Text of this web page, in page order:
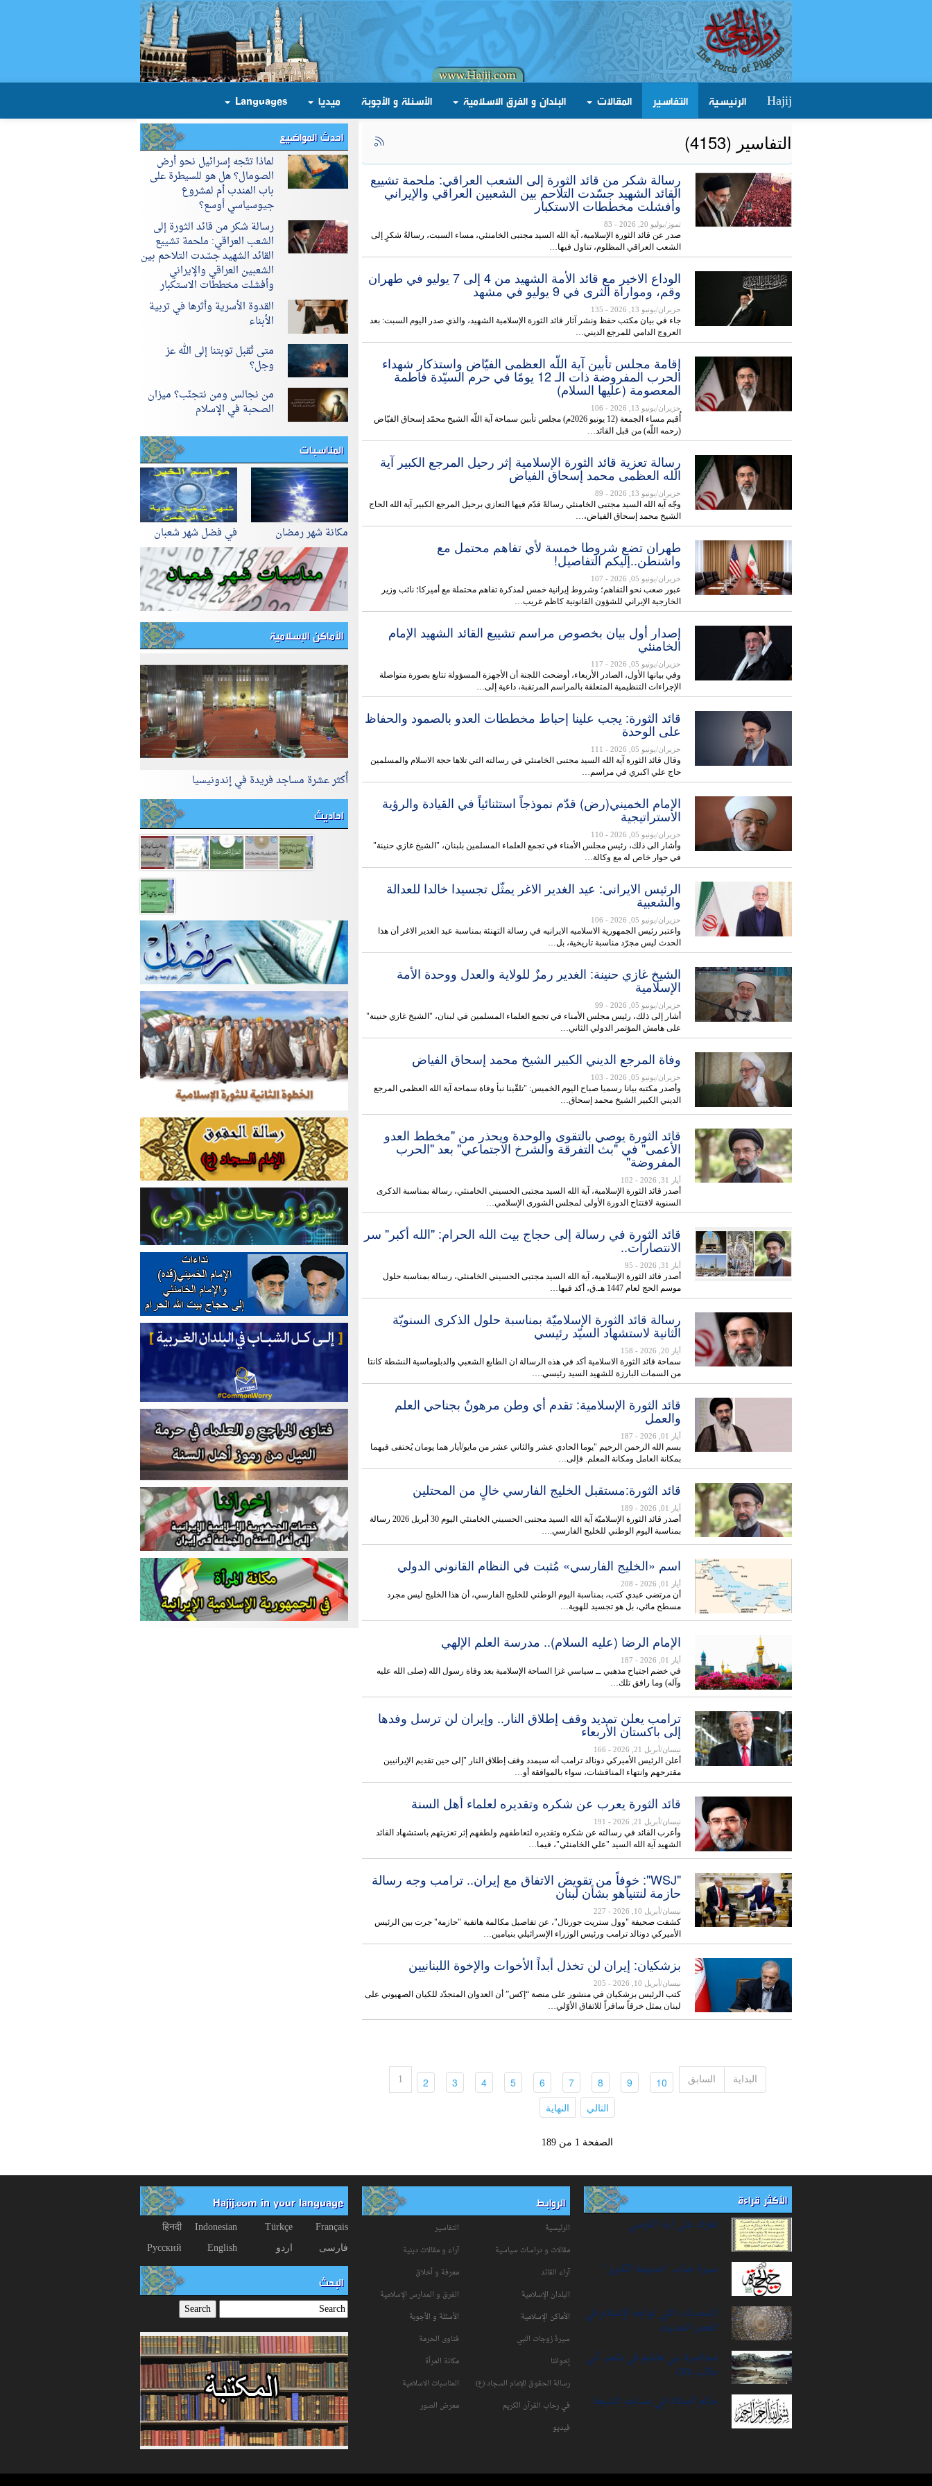
Hajij الرئيسية التفاسير المقالات البلدان و الفرق الاسلامية الأسئلة و الأجوبة ميديا Languages
التفاسیر (4153)
رسالة شكر من قائد الثورة إلى الشعب العراقي: ملحمة تشييع
القائد الشهيد جسّدت التلاحم بين الشعبين العراقي والإيراني
وأفشلت مخططات الاستكبار
تموز/يوليو 20, 2026 - 83
صدر عن قائد الثورة الإسلامية، آية الله السيد مجتبى الخامنئي، مساء السبت، رسالةُ شكرٍ إلى
الشعب العراقي المظلوم، تناول فيها…
الوداع الاخير مع قائد الأمة الشهيد من 4 إلى 7 يوليو في طهران
وقم، ومواراة الثرى في 9 يوليو في مشهد
حزيران/يونيو 13, 2026 - 135
جاء في بيان مكتب حفظ ونشر آثار قائد الثورة الإسلامية الشهيد، والذي صدر اليوم السبت: بعد
العروج الدامي للمرجع الديني…
إقامة مجلس تأبين آية اللّه العظمى الفيّاض واستذكار شهداء
الحرب المفروضة ذات الـ 12 يومًا في حرم السيّدة فاطمة
المعصومة (عليها السلام)
حزيران/يونيو 13, 2026 - 106
أُقيم مساء الجمعة (12 يونيو 2026م) مجلس تأبين سماحة آية اللّه الشيخ محمّد إسحاق الفيّاض
(رحمه اللّه) من قبل القائد…
رسالة تعزية قائد الثورة الإسلامية إثر رحيل المرجع الكبير آية
الله العظمى محمد إسحاق الفياض
حزيران/يونيو 13, 2026 - 89
وجّه آية الله السيد مجتبى الخامنئي رسالةً قدّم فيها التعازي برحيل المرجع الكبير آية الله الحاج
الشيخ محمد إسحاق الفياض،…
طهران تضع شروطا خمسة لأي تفاهم محتمل مع
واشنطن..إليكم التفاصيل!
حزيران/يونيو 05, 2026 - 107
عبور صعب نحو التفاهم؛ وشروط إيرانية خمس لمذكرة تفاهم محتملة مع أميركا؛ نائب وزير
الخارجية الإيراني للشؤون القانونية كاظم غريب…
إصدار أول بيان بخصوص مراسم تشييع القائد الشهيد الإمام
الخامنئي
حزيران/يونيو 05, 2026 - 117
وفي بيانها الأول، الصادر الأربعاء، أوضحت اللجنة أن الأجهزة المسؤولة تتابع بصورة متواصلة
الإجراءات التنظيمية المتعلقة بالمراسم المرتقبة، داعية إلى…
قائد الثورة: يجب علينا إحباط مخططات العدو بالصمود والحفاظ
على الوحدة
حزيران/يونيو 05, 2026 - 111
وقال قائد الثورة آیة الله السيد مجتبى الخامنئي في رسالته التي تلاها حجة الاسلام والمسلمين
حاج علي اكبري في مراسم…
الإمام الخميني(رض) قدّم نموذجاً استثنائياً في القيادة والرؤية
الاستراتيجية
حزيران/يونيو 05, 2026 - 110
وأشار الى ذلك، رئيس مجلس الأمناء في تجمع العلماء المسلمين بلبنان، "الشيخ غازي حنينة"
في حوار خاص له مع وكالة…
الرئیس الایرانی: عيد الغدير الاغر يمثّل تجسيدا خالدا للعدالة
والشعبية
حزيران/يونيو 05, 2026 - 106
واعتبر رئيس الجمهورية الاسلامیه الایرانیه في رسالة التهنئة بمناسبة عيد الغدير الاغر أن هذا
الحدث ليس مجرّد مناسبة تاريخية، بل…
الشيخ غازي حنينة: الغدير رمزٌ للولاية والعدل ووحدة الأمة
الإسلامية
حزيران/يونيو 05, 2026 - 99
أشار إلى ذلك، رئيس مجلس الأمناء في تجمع العلماء المسلمين في لبنان، "الشيخ غازي حنينة"
على هامش المؤتمر الدولي الثاني…
وفاة المرجع الديني الكبير الشيخ محمد إسحاق الفياض
حزيران/يونيو 05, 2026 - 103
وأصدر مكتبه بيانا رسميا صباح اليوم الخميس: "تلقّينا نبأ وفاة سماحة آية الله العظمى المرجع
الديني الكبير الشيخ محمد إسحاق…
قائد الثورة يوصي بالتقوى والوحدة ويحذر من "مخطط العدو
الأعمى" في "بث التفرقة والشرخ الاجتماعي" بعد "الحرب
المفروضة"
أيار 31, 2026 - 102
أصدر قائد الثورة الإسلامية، آية الله السيد مجتبى الحسيني الخامنئي، رسالة بمناسبة الذكرى
السنوية لافتتاح الدورة الأولى لمجلس الشورى الإسلامي…
قائد الثورة في رسالة إلى حجاج بيت الله الحرام: "الله أكبر" سر
الانتصارات..
أيار 31, 2026 - 95
أصدر قائد الثورة الإسلامية، آية الله السيد مجتبى الحسيني الخامنئي، رسالة بمناسبة حلول
موسم الحج لعام 1447 هـ.ق، أكد فيها…
رسالة قائد الثورة الإسلاميّة بمناسبة حلول الذكرى السنويّة
الثانية لاستشهاد السيّد رئيسي
أيار 20, 2026 - 158
سماحة قائد الثورة الاسلامية أكد في هذه الرسالة ان الطابع الشعبي والدبلوماسية النشطة كانتا
من السمات البارزة للشهيد السيد رئيسي.…
قائد الثورة الإسلامية: تقدم أي وطن مرهونٌ بجناحي العلم
والعمل
أيار 01, 2026 - 187
بسم الله الرحمن الرحيم "يوما الحادي عشر والثاني عشر من مايو/أيار هما يومان يُحتفى فيهما
بمكانة العامل ومكانة المعلم. فإلى…
قائد الثورة:مستقبل الخليج الفارسي خالٍ من المحتلين
أيار 01, 2026 - 189
أصدر قائد الثورة الإسلاميّة آية الله السيد مجتبى الحسيني الخامنئي اليوم 30 أبريل 2026 رسالة
بمناسبة اليوم الوطني للخليج الفارسي.…
اسم «الخليج الفارسي» مُثبت في النظام القانوني الدولي
أيار 01, 2026 - 208
أن مرتضى عبدي كتب، بمناسبة اليوم الوطني للخليج الفارسي، أن هذا الخليج ليس مجرد
مسطح مائي، بل هو تجسيد للهوية…
الإمام الرضا (عليه السلام).. مدرسة العلم الإلهي
أيار 01, 2026 - 187
في خضم اجتياح مذهبي ــ سياسي غزا الساحة الإسلامية بعد وفاة رسول الله (صلى الله عليه
وآله) وما رافق تلك…
ترامب يعلن تمديد وقف إطلاق النار.. وإيران لن ترسل وفدها
إلى باكستان الأربعاء
نيسان/أبريل 21, 2026 - 166
أعلن الرئيس الأميركي دونالد ترامب أنه سيمدد وقف إطلاق النار "إلى حين تقديم الإيرانيين
مقترحهم وانتهاء المناقشات، سواء بالموافقة أو…
قائد الثورة يعرب عن شكره وتقديره لعلماء أهل السنة
نيسان/أبريل 21, 2026 - 191
وأعرب القائد في رسالته عن شكره وتقديره لتعاطفهم ولطفهم إثر تعزيتهم باستشهاد القائد
الشهيد آية الله السيد "علي الخامنئي"، فيما…
"WSJ": خوفاً من تقويض الاتفاق مع إيران.. ترامب وجه رسالة
حازمة لنتنياهو بشأن لبنان
نيسان/أبريل 10, 2026 - 227
كشفت صحيفة "وول ستريت جورنال"، عن تفاصيل مكالمة هاتفية "حازمة" جرت بين الرئيس
الأميركي دونالد ترامب ورئيس الوزراء الإسرائيلي بنيامين…
بزشكيان: إيران لن تخذل أبداً الأخوات والإخوة اللبنانيين
نيسان/أبريل 10, 2026 - 205
كتب الرئيس بزشكيان في منشور على منصة “إكس” أن العدوان المتجدّد للكيان الصهيوني على
لبنان يمثل خرقاً سافراً للاتفاق الأوّلي…
البداية السابق 10
9
(current)
8
(current)
7
(current)
6
(current)
5
(current)
4
(current)
3
(current)
2
(current)
1
التالي النهاية
الصفحة 1 من 189
احدث المواضيع
لماذا تتّجه إسرائيل نحو أرض
الصومال؟ هل هو للسيطرة على
باب المندب أم لمشروع
جيوسياسي أوسع؟
رسالة شكر من قائد الثورة إلى
الشعب العراقي: ملحمة تشييع
القائد الشهيد جسّدت التلاحم بين
الشعبين العراقي والإيراني
وأفشلت مخططات الاستكبار
القدوة الأسرية وأثرها في تربية
الأبناء
متى تُقبل توبتنا إلى الله عز
وجل؟
من نجالس ومن نتجنّب؟ ميزان
الصحبة في الإسلام
المناسبات
مكانة شهر رمضان في فضل شهر شعبان
الأماكن الإسلامية
أٌكثر عشرة مساجد فريدة في إندونيسيا
احاديث
الأكثر قراءة
تعرف على آية الكرسي
سيرة‌ جناب "خديجة‌ الكبرى"
التحديات التي تواجه الإسلام في
العصر الحديث
محاصرة بني هاشم في شعب أبي
طالب (20)
حكم الصلاة في مساجد الشيعة
الروابط
الرئيسية
التفاسیر
مقالات و دراسات سياسية
آراء و مقالات دينية
آراء القائد
معرفة و أخلاق
البلدان الإسلامية
الفرق و المدارس الإسلامية
الأماكن الإسلامية
الأسئلة و الأجوبة
سیرۀ زوجات النبي
فتاوی الحرمة
إخواننا
مكانة‌ المرأة
رسالة الحقوق للإمام السجاد (ع)
المناسبات الاسلامیة
في رحاب القرآن الکریم
معرض الصور
فیدیو
Hajij.com in your language
Français
Türkçe
Indonesian
हिनदी
فارسی
اردو English
Русский
البحث